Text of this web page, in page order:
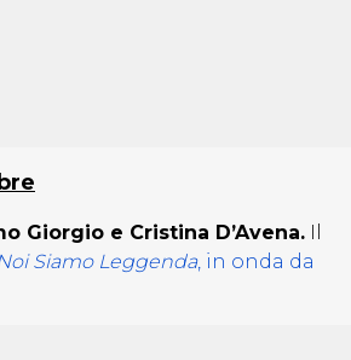
Giorgio e Cristina D’Avena. Il
Siamo Leggenda, in onda da